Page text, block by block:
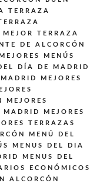
TERRAZA
TERRAZA
DE ALCORCÓN
MEJORES MENÚS
DÍA DE MADRID
MEJORES
MEJORES
MADRID
MEJORES
TERRAZAS
MENÚ DEL
MENUS DEL DIA
MENUS DEL
ECONÓMICOS
ALCORCÓN